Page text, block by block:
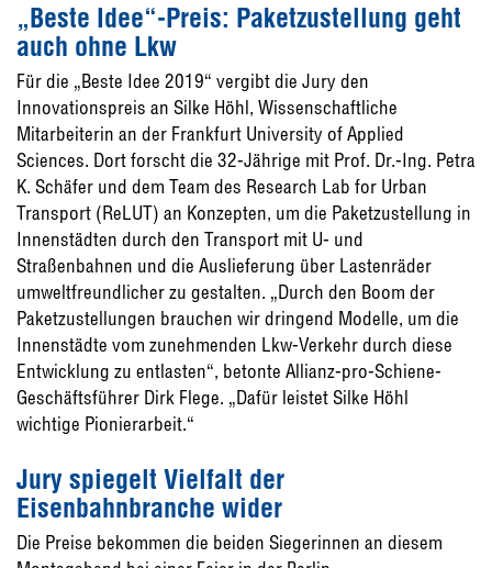
„Beste Idee“-Preis: Paketzustellung geht
auch ohne Lkw
Für die „Beste Idee 2019“ vergibt die Jury den
Innovationspreis an Silke Höhl, Wissenschaftliche
Mitarbeiterin an der Frankfurt University of Applied
Sciences. Dort forscht die 32-Jährige mit Prof. Dr.-Ing. Petra
K. Schäfer und dem Team des Research Lab for Urban
Transport (ReLUT) an Konzepten, um die Paketzustellung in
Innenstädten durch den Transport mit U- und
Straßenbahnen und die Auslieferung über Lastenräder
umweltfreundlicher zu gestalten. „Durch den Boom der
Paketzustellungen brauchen wir dringend Modelle, um die
Innenstädte vom zunehmenden Lkw-Verkehr durch diese
Entwicklung zu entlasten“, betonte Allianz-pro-Schiene-
Geschäftsführer Dirk Flege. „Dafür leistet Silke Höhl
wichtige Pionierarbeit.“
Jury spiegelt Vielfalt der
Eisenbahnbranche wider
Die Preise bekommen die beiden Siegerinnen an diesem